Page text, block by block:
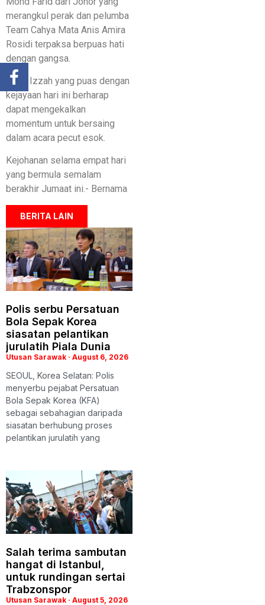
merangkul perak dan pelumba
Team Cahya Mata Anis Amira
Rosidi terpaksa berpuas hati
dengan gangsa.
Nurul Izzah yang puas dengan
kejayaan hari ini berharap
dapat mengekalkan
momentum untuk bersaing
dalam acara pecut esok.
Kejohanan selama empat hari
yang bermula semalam
berakhir Jumaat ini.- Bernama
BERITA LAIN
Polis serbu Persatuan
Bola Sepak Korea
siasatan pelantikan
jurulatih Piala Dunia
Utusan Sarawak August 6, 2026
SEOUL, Korea Selatan: Polis
menyerbu pejabat Persatuan
Bola Sepak Korea (KFA)
sebagai sebahagian daripada
siasatan berhubung proses
pelantikan jurulatih yang
Salah terima sambutan
hangat di Istanbul,
untuk rundingan sertai
Trabzonspor
Utusan Sarawak August 5, 2026